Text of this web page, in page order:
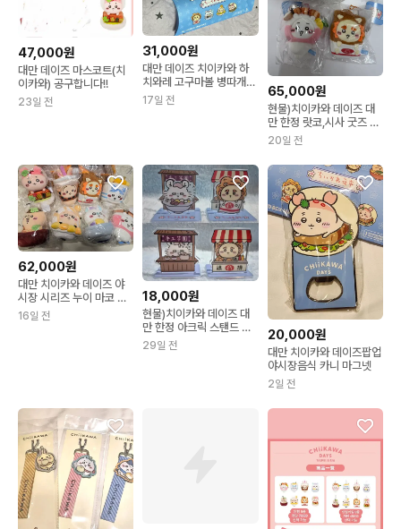
47,000원
대만 데이즈 마스코트(치
이카와) 공구합니다!!
23일 전
31,000원
대만 데이즈 치이카와 하
치와레 고구마볼 병따개
days 전시
17일 전
65,000원
현물)치이카와 데이즈 대
만 한정 랏코,시사 굿즈 판
매
20일 전
62,000원
대만 치이카와 데이즈 야
시장 시리즈 누이 마코 판
매
16일 전
18,000원
현물)치이카와 데이즈 대
만 한정 아크릭 스탠드 카
니 판매
29일 전
20,000원
대만 치이카와 데이즈팝업
야시장음식 카니 마그넷
2일 전